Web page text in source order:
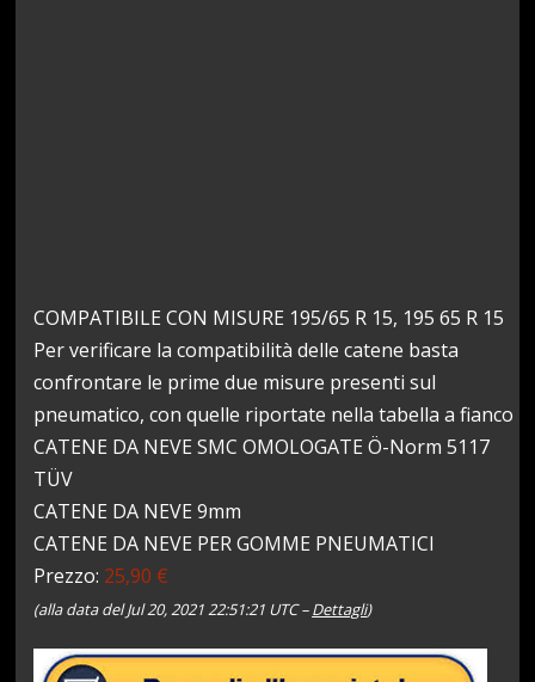
COMPATIBILE CON MISURE 195/65 R 15, 195 65 R 15
Per verificare la compatibilità delle catene basta
confrontare le prime due misure presenti sul
pneumatico, con quelle riportate nella tabella a fianco
CATENE DA NEVE SMC OMOLOGATE Ö-Norm 5117
TÜV
CATENE DA NEVE 9mm
CATENE DA NEVE PER GOMME PNEUMATICI
Prezzo: 25,90 €
(alla data del Jul 20, 2021 22:51:21 UTC –Dettagli)